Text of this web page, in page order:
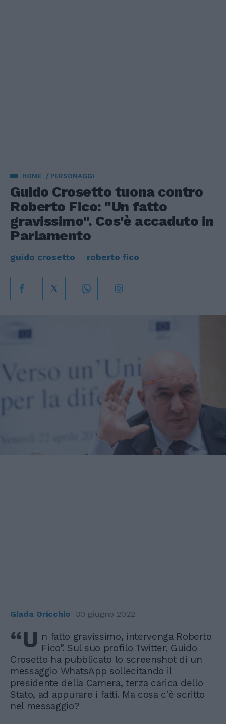
HOME PERSONAGGI
Guido Crosetto tuona contro
Roberto Fico: "Un fatto
gravissimo". Cos'è accaduto in
Parlamento
guido crosetto roberto fico
Giada Oricchio 30 giugno 2022
“U n fatto gravissimo, intervenga Roberto
Fico”. Sul suo profilo Twitter, Guido
Crosetto ha pubblicato lo screenshot di un
messaggio WhatsApp sollecitando il
presidente della Camera, terza carica dello
Stato, ad appurare i fatti. Ma cosa c’è scritto
nel messaggio?